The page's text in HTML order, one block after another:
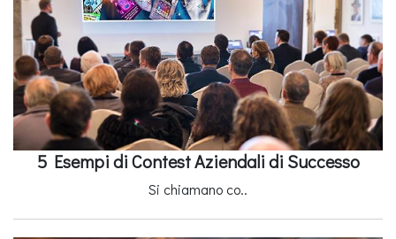
5 Esempi di Contest Aziendali di Successo
Si chiamano co..